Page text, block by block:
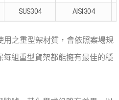
SUS304 AISI 304
用之重型架材質，會依照案場規
組重型貨架都能擁有最佳的穩